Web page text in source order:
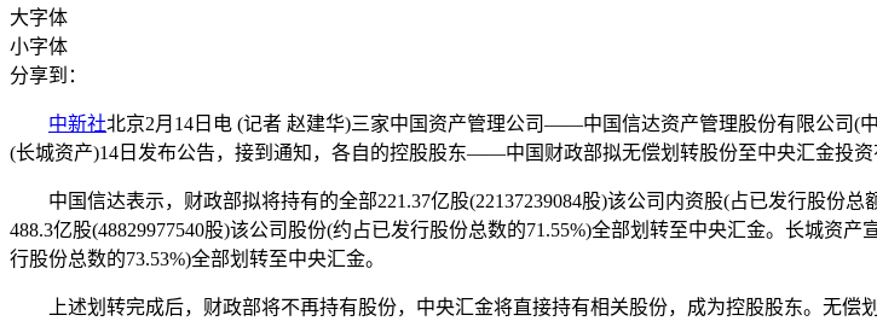
大字体
小字体
分享到：
中新社北京2月14日电 (记者 赵建华)三家中国资产管理公司——中国信达资产管理股份有限公司(
(长城资产)14日发布公告，接到通知，各自的控股股东——中国财政部拟无偿划转股份至中央汇金投资
中国信达表示，财政部拟将持有的全部221.37亿股(22137239084股)该公司内资股(占已发行股份
488.3亿股(48829977540股)该公司股份(约占已发行股份总数的71.55%)全部划转至中央汇金。长城资
行股份总数的73.53%)全部划转至中央汇金。
上述划转完成后，财政部将不再持有股份，中央汇金将直接持有相关股份，成为控股股东。无偿